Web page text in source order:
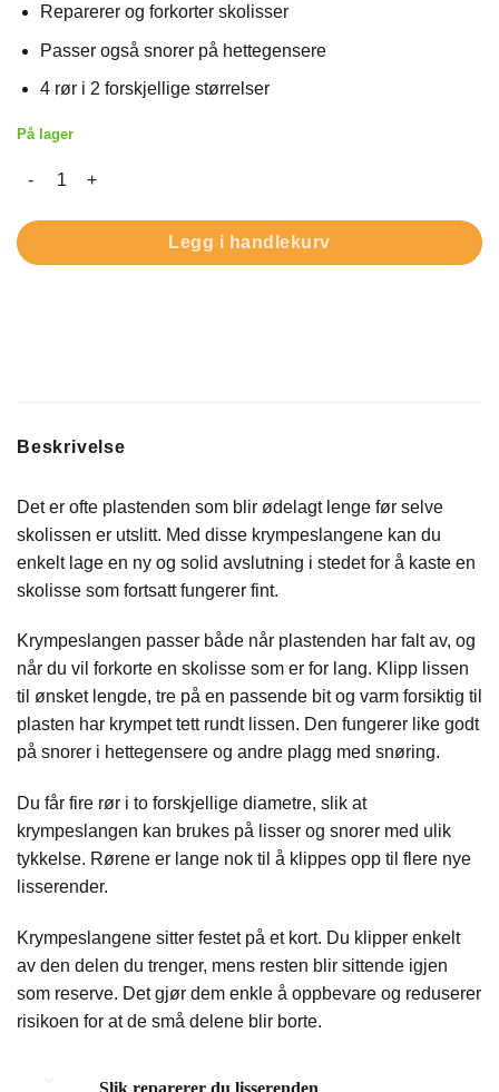
Reparerer og forkorter skolisser
Passer også snorer på hettegensere
4 rør i 2 forskjellige størrelser
På lager
Krympeslange til skolisser – Reparer slitte lisserender antall
Legg i handlekurv
Beskrivelse
Det er ofte plastenden som blir ødelagt lenge før selve
skolissen er utslitt. Med disse krympeslangene kan du
enkelt lage en ny og solid avslutning i stedet for å kaste en
skolisse som fortsatt fungerer fint.
Krympeslangen passer både når plastenden har falt av, og
når du vil forkorte en skolisse som er for lang. Klipp lissen
til ønsket lengde, tre på en passende bit og varm forsiktig til
plasten har krympet tett rundt lissen. Den fungerer like godt
på snorer i hettegensere og andre plagg med snøring.
Du får fire rør i to forskjellige diametre, slik at
krympeslangen kan brukes på lisser og snorer med ulik
tykkelse. Rørene er lange nok til å klippes opp til flere nye
lisserender.
Krympeslangene sitter festet på et kort. Du klipper enkelt
av den delen du trenger, mens resten blir sittende igjen
som reserve. Det gjør dem enkle å oppbevare og reduserer
risikoen for at de små delene blir borte.
Slik reparerer du lisserenden